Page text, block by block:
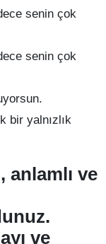
senin çok
senin çok
bir yalnızlık
anlamlı ve
ve